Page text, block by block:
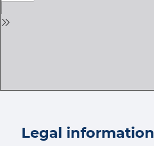
Legal information